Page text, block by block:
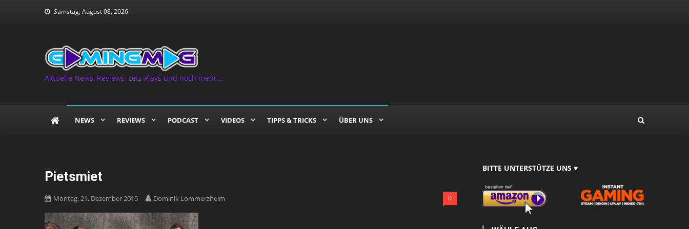
Samstag, August 08, 2026
Aktuelle News, Reviews, Lets Plays und noch mehr…
NEWS REVIEWS PODCAST VIDEOS TIPPS & TRICKS ÜBER UNS
Pietsmiet
Montag, 21. Dezember 2015 Dominik Lommerzheim 0
BITTE UNTERSTÜTZE UNS ♥